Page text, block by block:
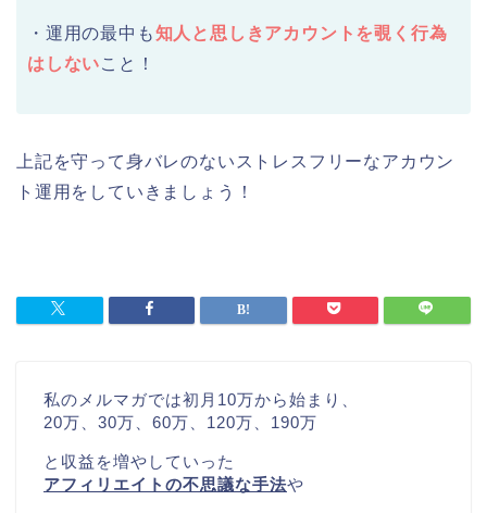
・運用の最中も知人と思しきアカウントを覗く行為
はしないこと！
上記を守って身バレのないストレスフリーなアカウン
ト運用をしていきましょう！
私のメルマガでは初月10万から始まり、
20万、30万、60万、120万、190万
と収益を増やしていった
アフィリエイトの不思議な手法や